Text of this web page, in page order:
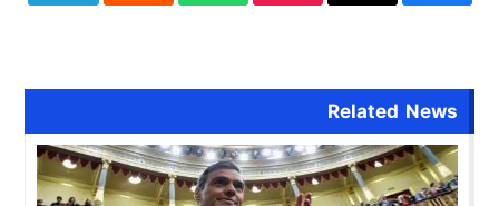
Related News